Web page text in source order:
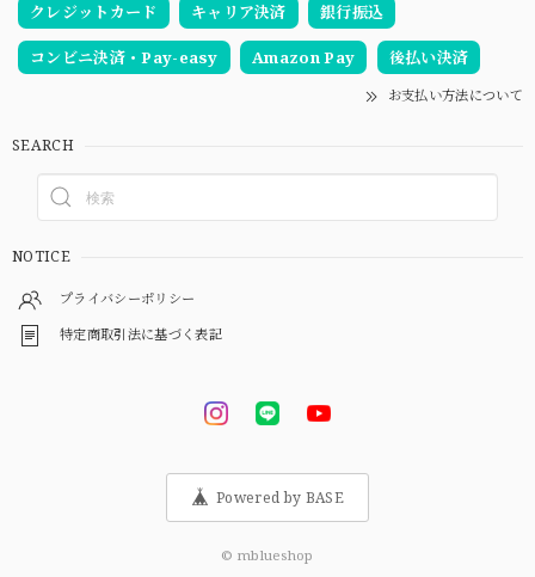
クレジットカード
キャリア決済 銀行振込
コンビニ決済・Pay-easy Amazon Pay 後払い決済
お支払い方法について
SEARCH
NOTICE
プライバシーポリシー
特定商取引法に基づく表記
Powered by BASE
© mblueshop